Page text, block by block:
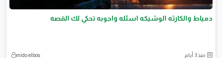
دمياط والكارثه الوشيكه اسئله واجوبه تحكي لك القصه
منذ 3 أيام mido elbos